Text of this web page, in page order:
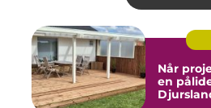
Når
en